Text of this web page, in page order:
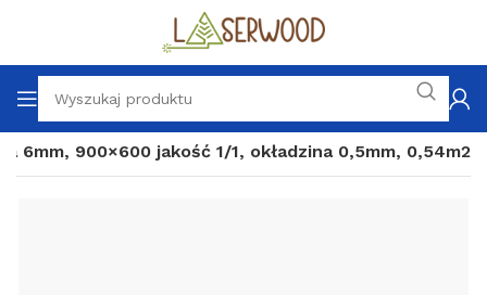
6mm, 900×600 jakość 1/1, okładzina 0,5mm, 0,54m2